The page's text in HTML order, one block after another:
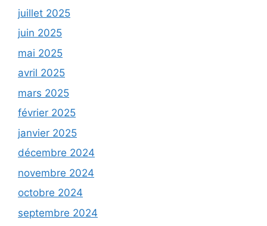
juillet 2025
juin 2025
mai 2025
avril 2025
mars 2025
février 2025
janvier 2025
décembre 2024
novembre 2024
octobre 2024
septembre 2024